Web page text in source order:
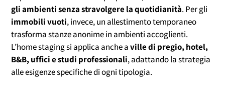
gli ambienti senza stravolgere la quotidianità. Per gli
immobili vuoti, invece, un allestimento temporaneo
trasforma stanze anonime in ambienti accoglienti.
L’home staging si applica anche aville di pregio, hotel,
B&B, uffici e studi professionali, adattando la strategia
alle esigenze specifiche di ogni tipologia.